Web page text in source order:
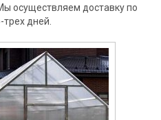
осуществляем доставку по
дней.